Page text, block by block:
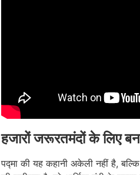
हजारों जरूरतमंदों के लिए
पद्मा की यह कहानी अकेली नहीं है, बल्कि